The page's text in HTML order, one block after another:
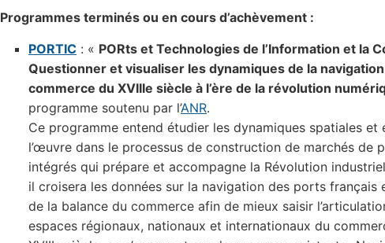
Programmes terminés ou en cours d’achèvement :
PORTIC : « PORts et Technologies de l’Information et la
Questionner et visualiser les dynamiques de la
commerce du XVIIIe siècle à l’ère de la révolution
programme soutenu par l’ANR.
Ce programme entend étudier les dynamiques spatiales et
l’œuvre dans le processus de construction de marchés de
intégrés qui prépare et accompagne la Révolution
il croisera les données sur la navigation des ports français
de la balance du commerce afin de mieux saisir
espaces régionaux, nationaux et internationaux du